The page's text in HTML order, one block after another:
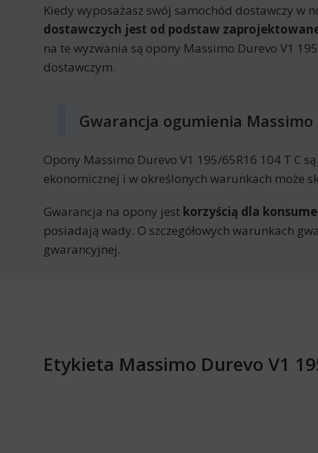
Kiedy wyposażasz swój samochód dostawczy w
dostawczych jest od podstaw
na te wyzwania są opony Massimo Durevo V1
dostawczym.
Gwarancja ogumienia Massimo
Opony Massimo Durevo V1 195/65R16 104 T C
ekonomicznej i w określonych warunkach może
Gwarancja na opony jest korzyścią dla
posiadają wady. O szczegółowych warunkach
gwarancyjnej.
Etykieta Massimo Durevo V1